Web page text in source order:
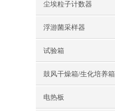
尘埃粒子计数器
浮游菌采样器
试验箱
鼓风干燥箱/生化培养箱
电热板